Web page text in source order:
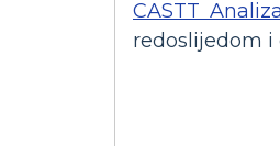
CASTT
redoslijedom